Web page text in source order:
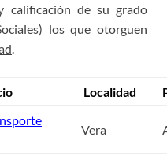
calificación de su grado
los que otorguen
Localidad
Vera